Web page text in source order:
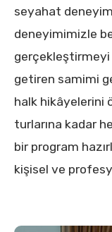
seyahat
deneyimimizle
getiren samimi
halk hikâyelerini
turlarına kadar
bir program
kişisel ve